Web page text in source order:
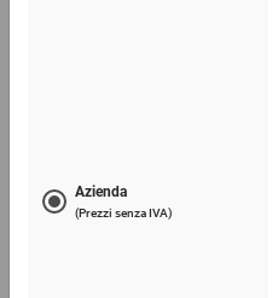
Lun - Ven: